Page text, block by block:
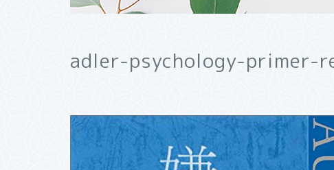
adler-psychology-primer-